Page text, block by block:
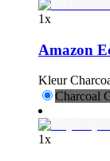
1x
Amazon
Kleur
Charcoal
1x